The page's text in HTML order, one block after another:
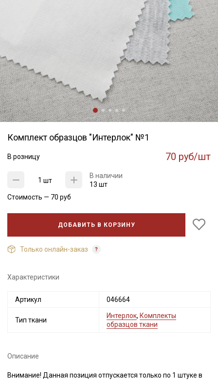
Комплект образцов "Интерлок" №1
В розницу 70 руб/шт
шт
В наличии
13 шт
Стоимость — 70 руб
ДОБАВИТЬ В КОРЗИНУ
Только онлайн-заказ
Характеристики
Артикул 046664
Тип ткани
Интерлок, Комплекты
образцов ткани
Описание
Внимание! Данная позиция отпускается только по 1 штуке в
Секретная рассылка от Купава
Мы публикуем здесь дополнительные
промокоды и скидки до 30% на узкие
категории тканей